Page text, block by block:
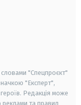
словами "Спецпроєкт"
"Експерт",
Редакція може
реклами та правил